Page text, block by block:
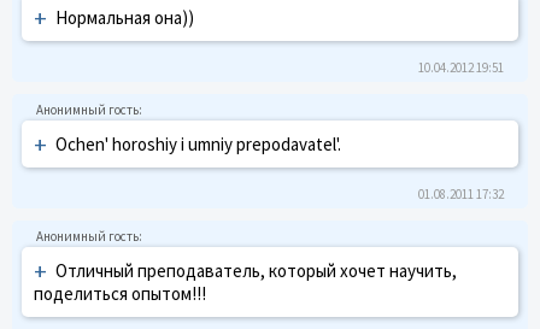
+ Нормальная она))
10.04.2012 19:51
+ Ochen' horoshiy i umniy prepodavatel'.
01.08.2011 17:32
+ Отличный преподаватель, который хочет научить,
поделиться опытом!!!